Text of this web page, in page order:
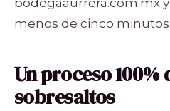
menos de cinco minutos.
Un proceso
sobresaltos